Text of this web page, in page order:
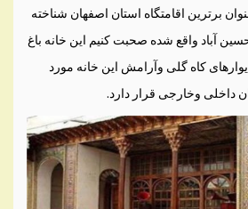
برترین اقامتگاه استان اصفهان شناخته
آباد واقع شده صحبت کنیم این خانه باغ
کاه گلی وآرامش این خانه مورد
داخلی وخارجی قرار دارد.